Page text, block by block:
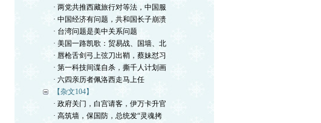
· 两党共推西藏旅行对等法，中国服
· 中国经济有问题，共和国长子崩溃
· 台湾问题是美中关系问题
· 美国一路凯歌：贸易战、国墙、北
· 唇枪舌剑弓上弦刀出鞘，蔡妹怼习
· 第一科技间谍自杀，撕千人计划画
· 六四亲历者佩洛西走马上任
【杂文104】
· 政府关门，白宫请客，伊万卡升官
· 高筑墙，保国防，总统发“灵魂拷